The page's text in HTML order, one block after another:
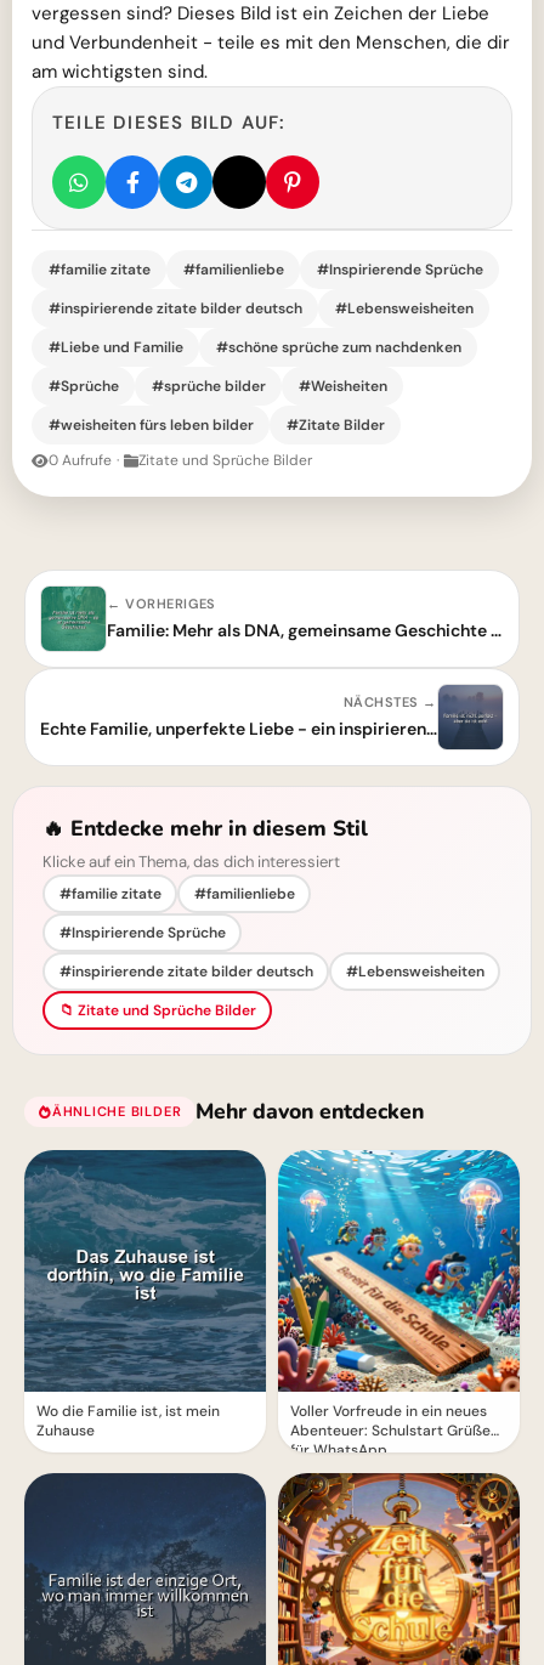
vergessen sind? Dieses Bild ist ein Zeichen der Liebe
und Verbundenheit - teile es mit den Menschen, die dir
am wichtigsten sind.
TEILE DIESES BILD AUF:
#familie zitate #familienliebe
#Inspirierende Sprüche
#inspirierende zitate bilder deutsch
#Lebensweisheiten
#Liebe und Familie
#schöne sprüche zum nachdenken
#Sprüche
#sprüche bilder
#Weisheiten
#weisheiten fürs leben bilder
#Zitate Bilder
0 Aufrufe · Zitate und Sprüche Bilder
← VORHERIGES
Familie: Mehr als DNA, gemeinsame Geschichte prägt für immer.
NÄCHSTES →
Echte Familie, unperfekte Liebe - ein inspirierendes Zitat
🔥 Entdecke mehr in diesem Stil
Klicke auf ein Thema, das dich interessiert
#familie zitate
#familienliebe
#Inspirierende Sprüche
#inspirierende zitate bilder deutsch
#Lebensweisheiten
📁 Zitate und Sprüche Bilder
ÄHNLICHE BILDER Mehr davon entdecken
Wo die Familie ist, ist mein
Zuhause
TikTok entdecken
Voller Vorfreude in ein neues
Abenteuer: Schulstart Grüße
für WhatsApp